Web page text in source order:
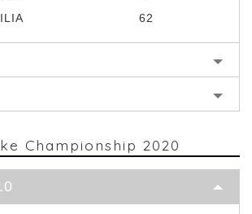
62
Championship 2020